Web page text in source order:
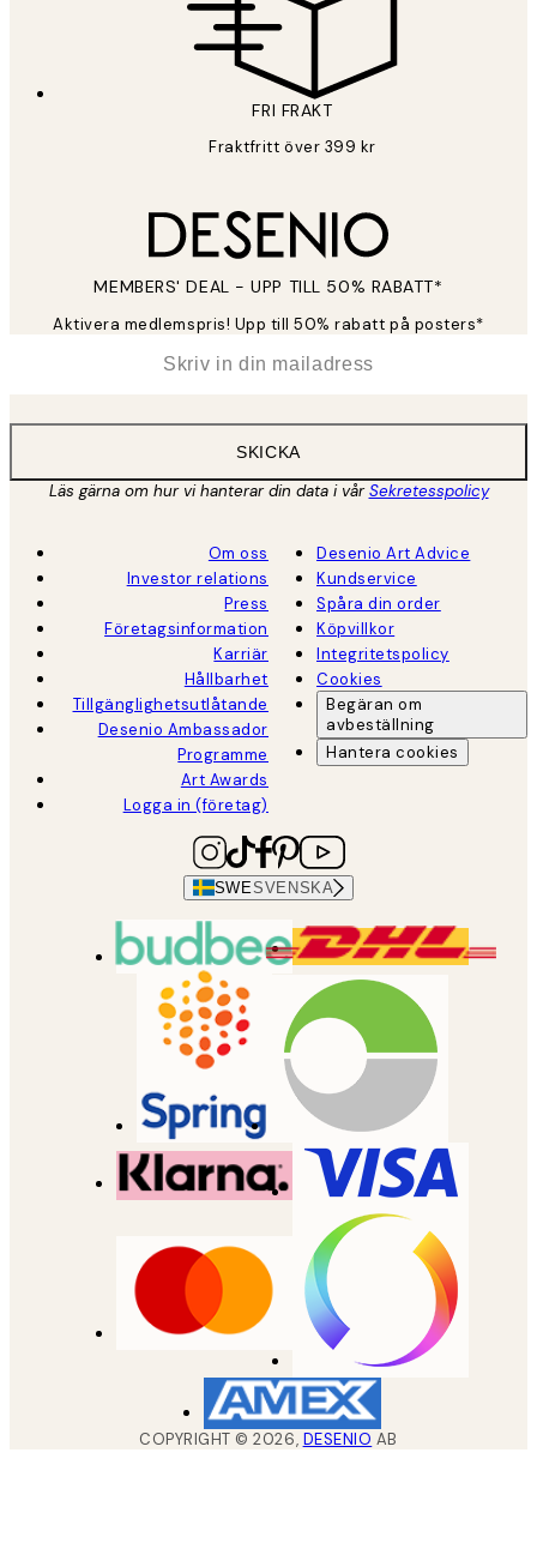
FRI FRAKT
Fraktfritt över 399 kr
MEMBERS' DEAL - UPP TILL 50% RABATT*
Aktivera medlemspris! Upp till 50% rabatt på posters*
SKICKA
Läs gärna om hur vi hanterar din data i vårSekretesspolicy
Om oss
Investor relations
Press
Företagsinformation
Karriär
Hållbarhet
Tillgänglighetsutlåtande
Desenio Ambassador
Programme
Art Awards
Logga in (företag)
Desenio Art Advice
Kundservice
Spåra din order
Köpvillkor
Integritetspolicy
Cookies
Begäran om
avbeställning
Hantera cookies
SWESVENSKA
COPYRIGHT ©2026, DESENIO AB